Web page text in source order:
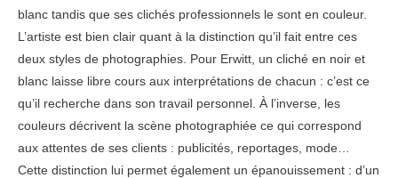
blanc tandis que ses clichés professionnels le sont en couleur.
L’artiste est bien clair quant à la distinction qu’il fait entre ces
deux styles de photographies. Pour Erwitt, un cliché en noir et
blanc laisse libre cours aux interprétations de chacun : c’est ce
qu’il recherche dans son travail personnel. À l’inverse, les
couleurs décrivent la scène photographiée ce qui correspond
aux attentes de ses clients : publicités, reportages, mode…
Cette distinction lui permet également un épanouissement : d’un